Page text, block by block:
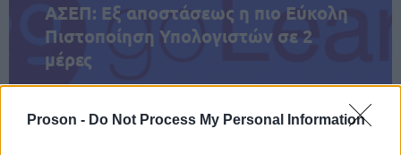
Proson - Do Not Process My Personal Information
ΑΣΕΠ: Εξ αποστάσεως η πιο Εύκολη
Πιστοποίηση Υπολογιστών σε 2
μέρες